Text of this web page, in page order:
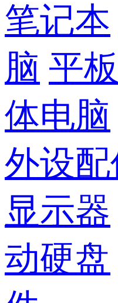
笔记本
脑 平
体电脑
外设配
显示器
动硬盘